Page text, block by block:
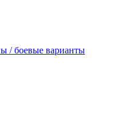
/ боевые варианты